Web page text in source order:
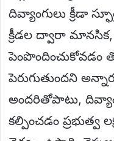
దివ్యాంగులు క్రీడా
క్రీడల ద్వారా
పెంపొందించుకోవడం
పెరుగుతుందని
అందరితోపాటు,
కల్పించడం ప్రభుత్వ